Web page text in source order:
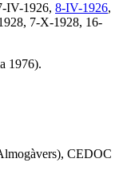
IV-1926, 8-IV-1926,
7-X-1928, 16-
1976).
CEDOC